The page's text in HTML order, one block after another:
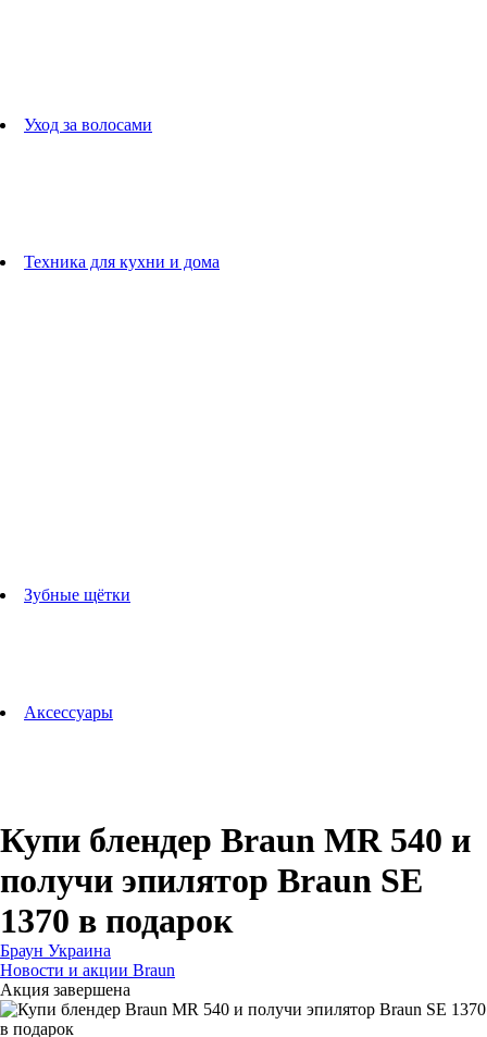
Уход за волосами
Техника для кухни и дома
Зубные щётки
Аксессуары
Купи блендер Braun MR 540 и
получи эпилятор Braun SE
1370 в подарок
Браун Украина
Новости и акции Braun
Акция завершена